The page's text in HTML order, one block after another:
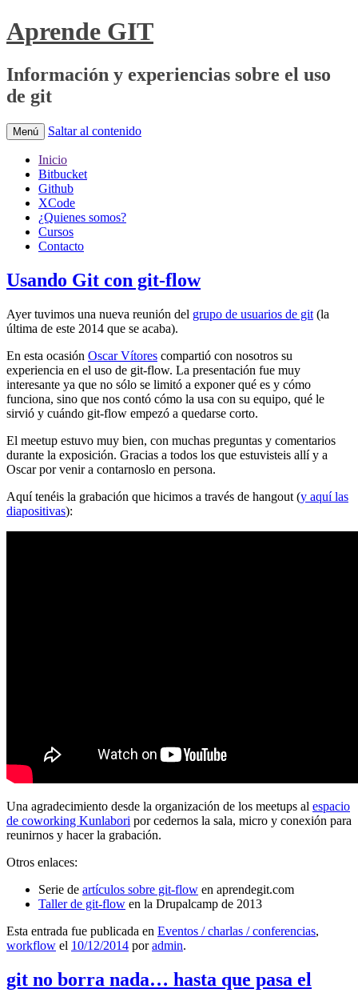
Aprende GIT
Información y experiencias sobre el uso
de git
Menú Saltar al contenido
Inicio
Bitbucket
Github
XCode
¿Quienes somos?
Cursos
Contacto
Usando Git con git-flow
Ayer tuvimos una nueva reunión del grupo de usuarios de git (la
última de este 2014 que se acaba).
En esta ocasión Oscar Vítores compartió con nosotros su
experiencia en el uso de git-flow. La presentación fue muy
interesante ya que no sólo se limitó a exponer qué es y cómo
funciona, sino que nos contó cómo la usa con su equipo, qué le
sirvió y cuándo git-flow empezó a quedarse corto.
El meetup estuvo muy bien, con muchas preguntas y comentarios
durante la exposición. Gracias a todos los que estuvisteis allí y a
Oscar por venir a contarnoslo en persona.
Aquí tenéis la grabación que hicimos a través de hangout (y aquí las
diapositivas):
Una agradecimiento desde la organización de los meetups al espacio
de coworking Kunlabori por cedernos la sala, micro y conexión para
reunirnos y hacer la grabación.
Otros enlaces:
Serie de artículos sobre git-flow en aprendegit.com
Taller de git-flow en la Drupalcamp de 2013
Esta entrada fue publicada en Eventos / charlas / conferencias,
workflow el 10/12/2014 poradmin.
git no borra nada… hasta que pasa el